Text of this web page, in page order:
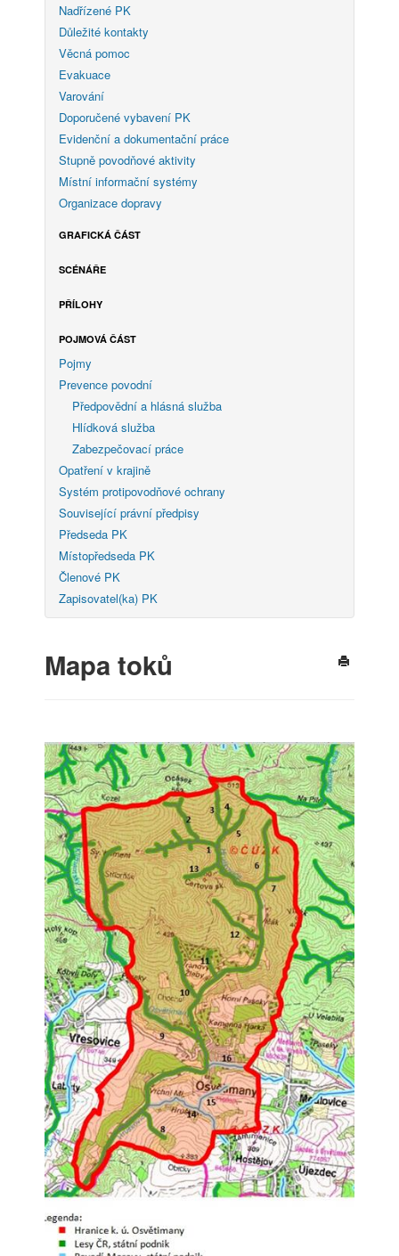
Nadřízené PK
Důležité kontakty
Věcná pomoc
Evakuace
Varování
Doporučené vybavení PK
Evidenční a dokumentační práce
Stupně povodňové aktivity
Místní informační systémy
Organizace dopravy
GRAFICKÁ ČÁST
SCÉNÁŘE
PŘÍLOHY
POJMOVÁ ČÁST
Pojmy
Prevence povodní
Předpovědní a hlásná služba
Hlídková služba
Zabezpečovací práce
Opatření v krajině
Systém protipovodňové ochrany
Související právní předpisy
Předseda PK
Místopředseda PK
Členové PK
Zapisovatel(ka) PK
Mapa toků